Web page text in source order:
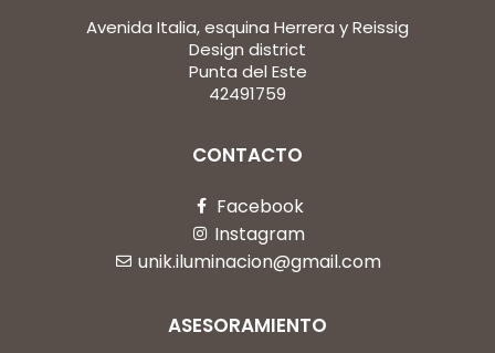
Avenida Italia, esquina Herrera y Reissig
Design district
Punta del Este
42491759
CONTACTO
Facebook
Instagram
unik.iluminacion@gmail.com
ASESORAMIENTO